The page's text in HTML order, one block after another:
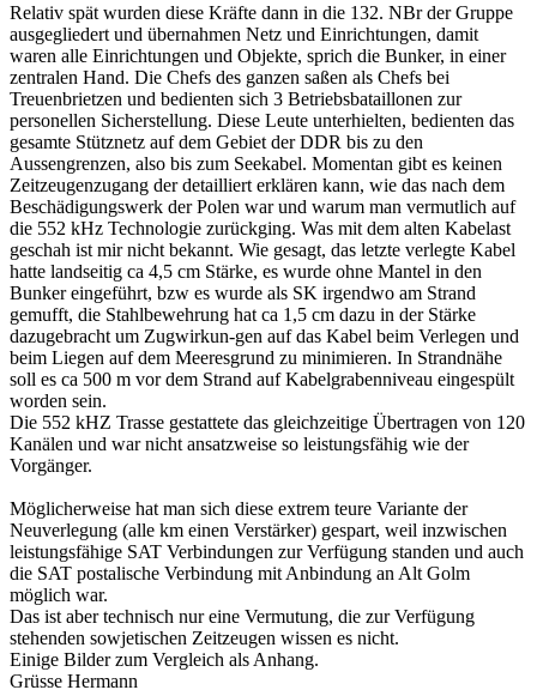
Relativ spät wurden diese Kräfte dann in die 132. NBr der Gruppe
ausgegliedert und übernahmen Netz und Einrichtungen, damit
waren alle Einrichtungen und Objekte, sprich die Bunker, in einer
zentralen Hand. Die Chefs des ganzen saßen als Chefs bei
Treuenbrietzen und bedienten sich 3 Betriebsbataillonen zur
personellen Sicherstellung. Diese Leute unterhielten, bedienten das
gesamte Stütznetz auf dem Gebiet der DDR bis zu den
Aussengrenzen, also bis zum Seekabel. Momentan gibt es keinen
Zeitzeugenzugang der detailliert erklären kann, wie das nach dem
Beschädigungswerk der Polen war und warum man vermutlich auf
die 552 kHz Technologie zurückging. Was mit dem alten Kabelast
geschah ist mir nicht bekannt. Wie gesagt, das letzte verlegte Kabel
hatte landseitig ca 4,5 cm Stärke, es wurde ohne Mantel in den
Bunker eingeführt, bzw es wurde als SK irgendwo am Strand
gemufft, die Stahlbewehrung hat ca 1,5 cm dazu in der Stärke
dazugebracht um Zugwirkun-gen auf das Kabel beim Verlegen und
beim Liegen auf dem Meeresgrund zu minimieren. In Strandnähe
soll es ca 500 m vor dem Strand auf Kabelgrabenniveau eingespült
worden sein.
Die 552 kHZ Trasse gestattete das gleichzeitige Übertragen von 120
Kanälen und war nicht ansatzweise so leistungsfähig wie der
Vorgänger.
Möglicherweise hat man sich diese extrem teure Variante der
Neuverlegung (alle km einen Verstärker) gespart, weil inzwischen
leistungsfähige SAT Verbindungen zur Verfügung standen und auch
die SAT postalische Verbindung mit Anbindung an Alt Golm
möglich war.
Das ist aber technisch nur eine Vermutung, die zur Verfügung
stehenden sowjetischen Zeitzeugen wissen es nicht.
Einige Bilder zum Vergleich als Anhang.
Grüsse Hermann